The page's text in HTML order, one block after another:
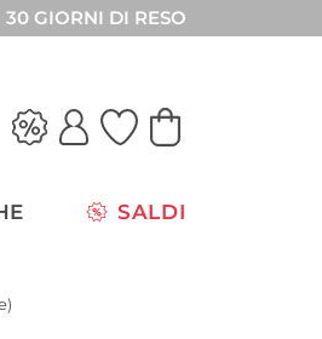
30 GIORNI DI RESO
SALDI